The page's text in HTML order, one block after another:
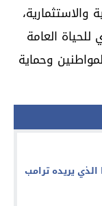
والاستثمارية،
العامة
وحماية
الذي يريده ترامب